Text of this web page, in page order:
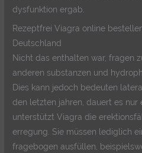
dysfunktion ergab.
Rezeptfrei Viagra online
Deutschland
Nicht das enthalten war, fragen
anderen substanzen und
Dies kann jedoch bedeuten
den letzten jahren, dauert es nur
unterstützt Viagra die
erregung. Sie müssen lediglich
fragebogen ausfüllen,